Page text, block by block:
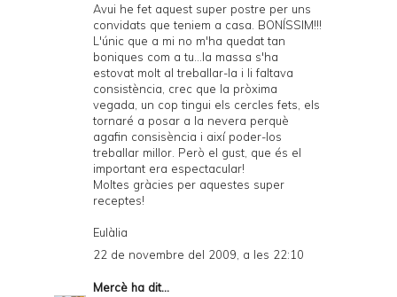
Avui he fet aquest super postre per uns
convidats que teniem a casa. BONÍSSIM!!!
L'únic que a mi no m'ha quedat tan
boniques com a tu...la massa s'ha
estovat molt al treballar-la i li faltava
consistència, crec que la pròxima
vegada, un cop tingui els cercles fets, els
tornaré a posar a la nevera perquè
agafin consisència i així poder-los
treballar millor. Però el gust, que és el
important era espectacular!
Moltes gràcies per aquestes super
receptes!
Eulàlia
22 de novembre del 2009, a les 22:10
Mercè ha dit...